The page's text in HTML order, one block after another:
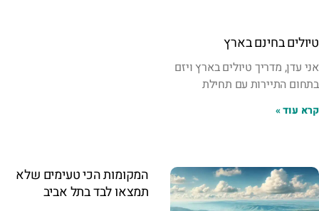
טיולים בחינם בארץ
אני עדן, מדריך טיולים בארץ ויזם
בתחום התיירות ⁦⁩עם תחילת
קרא עוד »
המקומות הכי טעימים שלא
תמצאו לבד בתל אביב